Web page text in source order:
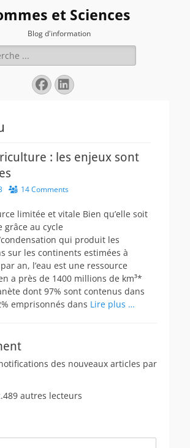
et Sciences
Blog d'information
Facebook
LinkedIn
: les enjeux sont
14 Comments
limitée et vitale Bien qu’elle soit
grâce au cycle
qui produit les
sur les continents estimées à
an, l’eau est une ressource
a près de 1400 millions de km³*
dont 97% sont contenus dans
emprisonnés dans Lire plus …
des nouveaux articles par
autres lecteurs